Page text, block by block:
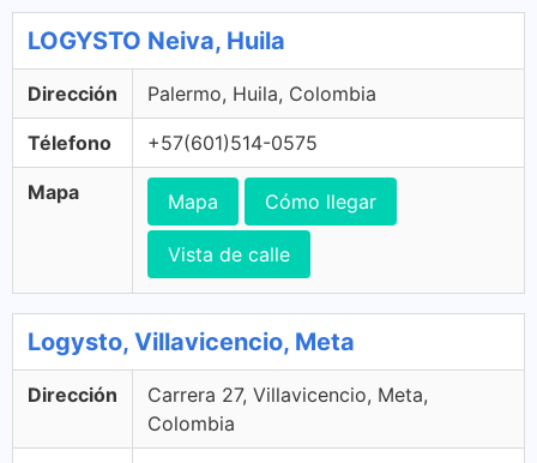
LOGYSTO Neiva, Huila
Dirección Palermo, Huila, Colombia
Télefono +57(601)514-0575
Mapa Mapa Cómo llegar
Vista de calle
Logysto, Villavicencio, Meta
Dirección
Carrera 27, Villavicencio, Meta,
Colombia